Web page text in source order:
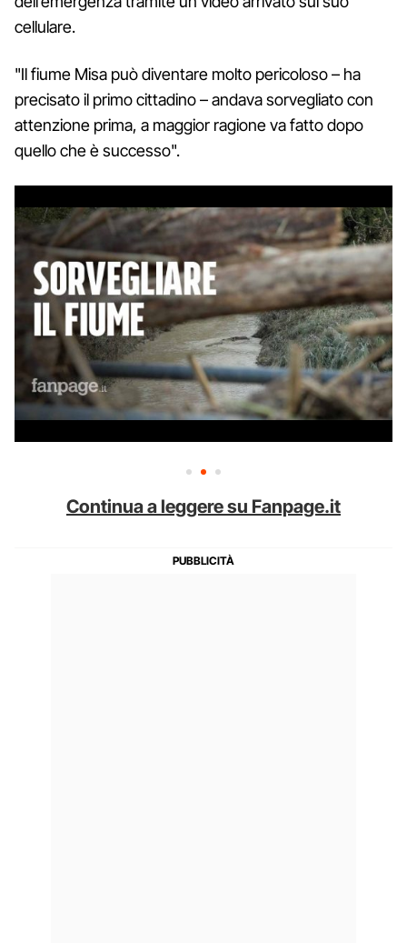
cellulare.
"Il fiume Misa può diventare molto pericoloso – ha
precisato il primo cittadino – andava sorvegliato con
attenzione prima, a maggior ragione va fatto dopo
quello che è successo".
Continua a leggere su Fanpage.it